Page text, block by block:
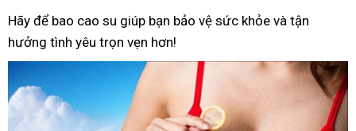
Hãy để bao cao su giúp bạn bảo vệ sức khỏe và tận
hưởng tình yêu trọn vẹn hơn!